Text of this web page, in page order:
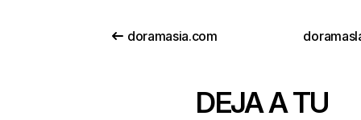
doramasia.com
DEJA A TU